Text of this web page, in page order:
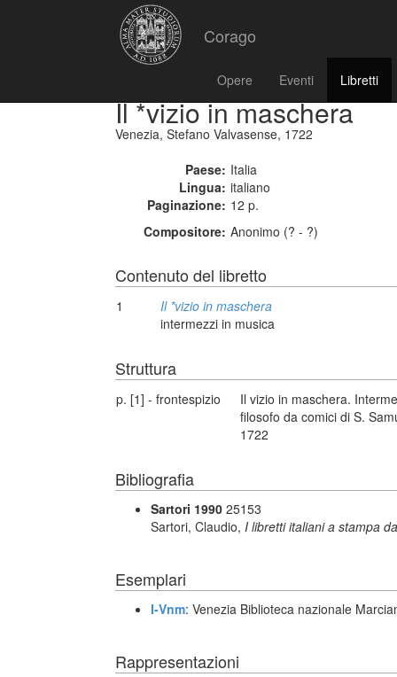
Corago
Opere Eventi Libretti
Il *vizio in maschera
Venezia, Stefano Valvasense, 1722
Paese: Italia
Lingua: italiano
Paginazione: 12 p.
Compositore: Anonimo (? - ?)
Contenuto del libretto
1
Il *vizio in maschera
intermezzi in musica
Struttura
p. [1] - frontespizio
Il vizio in maschera.
filosofo da comici di S.
1722
Bibliografia
Sartori 1990 25153
Sartori, Claudio, I libretti italiani a stampa
Esemplari
I-Vnm: Venezia Biblioteca nazionale
Rappresentazioni